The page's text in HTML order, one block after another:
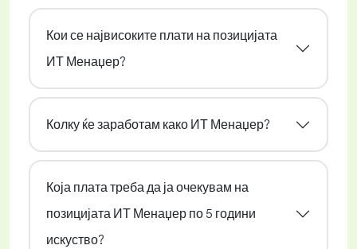
Кои се највисоките плати на позицијата
ИТ Менаџер?
Колку ќе заработам како ИТ Менаџер?
Која плата треба да ја очекувам на
позицијата ИТ Менаџер по 5 години
искуство?